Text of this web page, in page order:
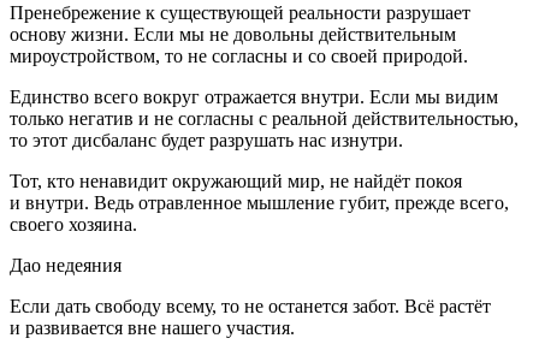
Пренебрежение к существующей реальности разрушает
основу жизни. Если мы не довольны действительным
мироустройством, то не согласны и со своей природой.
Единство всего вокруг отражается внутри. Если мы видим
только негатив и не согласны с реальной действительностью,
то этот дисбаланс будет разрушать нас изнутри.
Тот, кто ненавидит окружающий мир, не найдёт покоя
и внутри. Ведь отравленное мышление губит, прежде всего,
своего хозяина.
Дао недеяния
Если дать свободу всему, то не останется забот. Всё растёт
и развивается вне нашего участия.